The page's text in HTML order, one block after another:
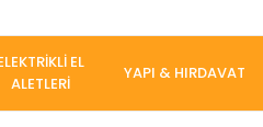
EL
ALETLERİ
YAPI & HIRDAVAT